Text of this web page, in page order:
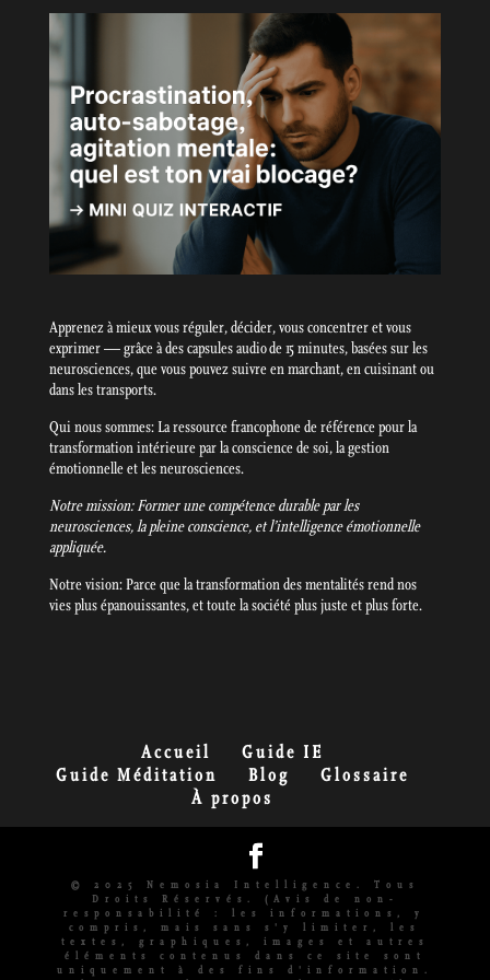
Apprenez à mieux vous réguler, décider, vous concentrer et vous
exprimer — grâce à des capsules audio de 15 minutes, basées sur les
neurosciences, que vous pouvez suivre en marchant, en cuisinant ou
dans les transports.
Qui nous sommes: La ressource francophone de référence pour la
transformation intérieure par la conscience de soi, la gestion
émotionnelle et les neurosciences.
Notre mission: Former une compétence durable par les
neurosciences, la pleine conscience, et l’intelligence émotionnelle
appliquée.
Notre vision: Parce que la transformation des mentalités rend nos
vies plus épanouissantes, et toute la société plus juste et plus forte.
Accueil
Guide IE
Guide Méditation
Blog
Glossaire
À propos
© 2025 Nemosia Intelligence. Tous
Droits Réservés. (Avis de non-
responsabilité : les informations, y
compris, mais sans s'y limiter, les
textes, graphiques, images et autres
éléments contenus dans ce site sont
uniquement à des fins d'information.